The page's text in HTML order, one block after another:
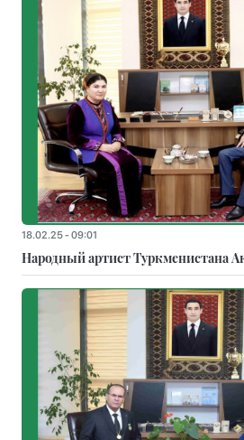
18.02.25 - 09:01
Народный артист Туркменистана